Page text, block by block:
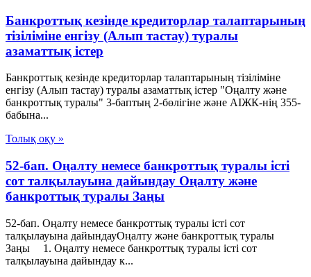
Банкроттық кезінде кредиторлар талаптарының
тізіліміне енгізу (Алып тастау) туралы
азаматтық істер
Банкроттық кезінде кредиторлар талаптарының тізіліміне
енгізу (Алып тастау) туралы азаматтық істер "Оңалту және
банкроттық туралы" 3-баптың 2-бөлігіне және АІЖК-нің 355-
бабына...
Толық оқу »
52-бап. Оңалту немесе банкроттық туралы істi
сот талқылауына дайындау Оңалту және
банкроттық туралы Заңы
52-бап. Оңалту немесе банкроттық туралы істi сот
талқылауына дайындауОңалту және банкроттық туралы
Заңы 1. Оңалту немесе банкроттық туралы iсті сот
талқылауына дайындау к...